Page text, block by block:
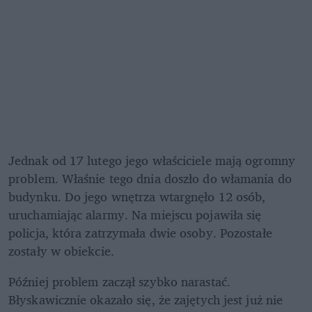
Jednak od 17 lutego jego właściciele mają ogromny
problem. Właśnie tego dnia doszło do włamania do
budynku. Do jego wnętrza wtargnęło 12 osób,
uruchamiając alarmy. Na miejscu pojawiła się
policja, która zatrzymała dwie osoby. Pozostałe
zostały w obiekcie.
Później problem zaczął szybko narastać.
Błyskawicznie okazało się, że zajętych jest już nie